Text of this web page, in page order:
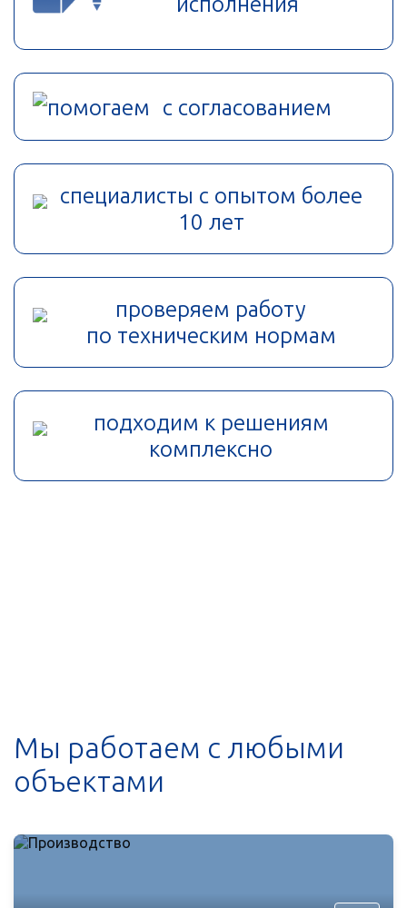
помогаем с согласованием
специалисты с опытом более
10 лет
проверяем работу
по техническим нормам
подходим к решениям
комплексно
Мы работаем с любыми
объектами